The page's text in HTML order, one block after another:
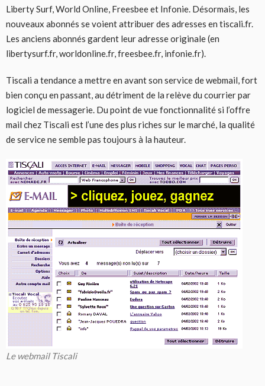
Liberty Surf, World Online, Freesbee et Infonie. Désormais, les
nouveaux abonnés se voient attribuer des adresses en tiscali.fr.
Les anciens abonnés gardent leur adresse originale (en
libertysurf.fr, worldonline.fr, freesbee.fr, infonie.fr).
Tiscali a tendance a mettre en avant son service de webmail, fort
bien conçu en passant, au détriment de la relève du courrier par
logiciel de messagerie. Du point de vue fonctionnalité si l’offre
mail chez Tiscali est l’une des plus riches sur le marché, la qualité
de service ne semble pas toujours à la hauteur.
Le webmail Tiscali